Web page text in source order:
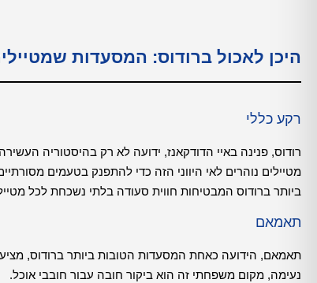
היכן לאכול ברודוס: המסעדות
רקע כללי
רודוס, פנינה באיי הדודקאנז, ידועה לא רק בהיסטוריה
ביותר ברודוס המבטיחות חווית סעודה בלתי נשכחת לכל
תאמאם
תאמאם, הידועה כאחת המסעדות הטובות ביותר ברודוס, מציעה
נעימה, מקום משפחתי זה הוא ביקור חובה עבור חובבי אוכל.